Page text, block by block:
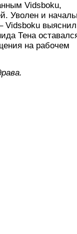
Vidsboku,
Уволен и
Vidsboku
Тена
на рабочем